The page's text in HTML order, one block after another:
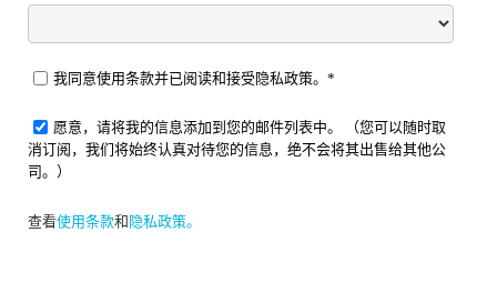
我同意使用条款并已阅读和接受隐私政策。*
愿意，请将我的信息添加到您的邮件列表中。 （您可以随时取
消订阅，我们将始终认真对待您的信息，绝不会将其出售给其他公
司。）
查看使用条款和隐私政策。